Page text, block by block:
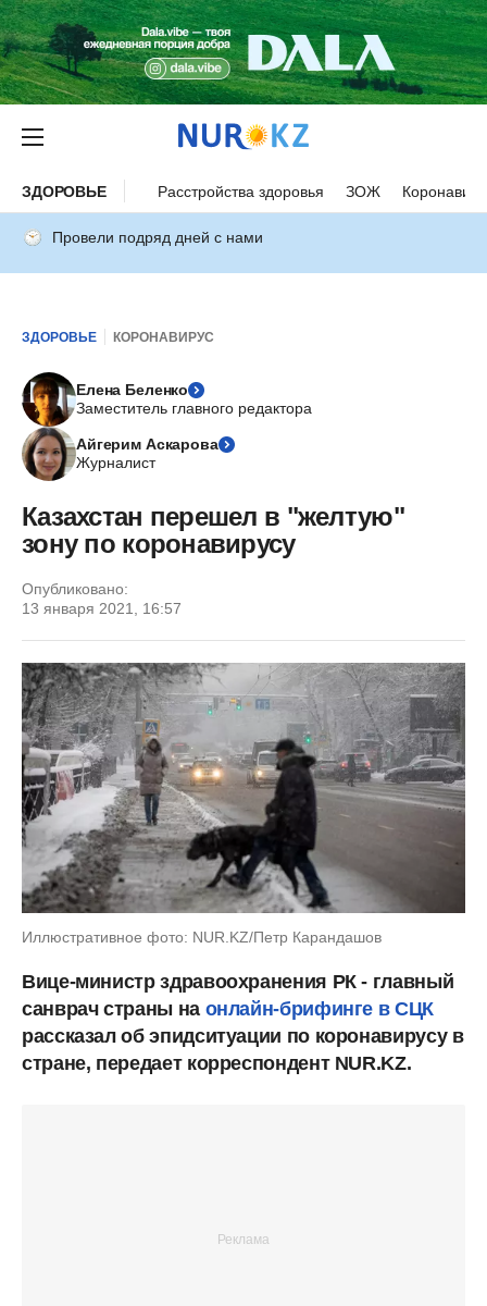
ЗДОРОВЬЕ Расстройства здоровья ЗОЖ
Провели подряд дней с нами
ЗДОРОВЬЕ КОРОНАВИРУС
Елена Беленко
Заместитель главного редактора
Айгерим Аскарова
Журналист
Казахстан перешел в "желтую"
зону по коронавирусу
Опубликовано:
13 января 2021, 16:57
Иллюстративное фото: NUR.KZ/Петр Карандашов
Вице-министр здравоохранения РК - главный
санврач страны на онлайн-брифинге в СЦК
рассказал об эпидситуации по коронавирусу в
стране, передает корреспондент NUR.KZ.